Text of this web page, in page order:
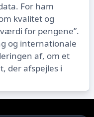
For ham
kvalitet og
for pengene”.
og internationale
af, om et
der afspejles i